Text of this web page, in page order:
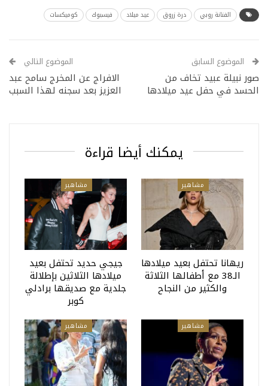
الفنانة روبي درة زروق عيد ميلاد فيسبوك كوميكسات
الموضوع السابق
صور نبيلة عبيد تخاف من
الحسد في حفل عيد ميلادها
الموضوع التالي
الافراج عن المخرج سامح عبد
العزيز بعد سجنه لهذا السبب
يمكنك أيضا قراءة
مشاهير
ريهانا تحتفل بعيد ميلادها
الـ38 مع أطفالها الثلاثة
والكثير من النجاح
مشاهير
جيجي حديد تحتفل بعيد
ميلادها الثلاثين بإطلالة
جلدية مع صديقها برادلي
كوبر
مشاهير مشاهير